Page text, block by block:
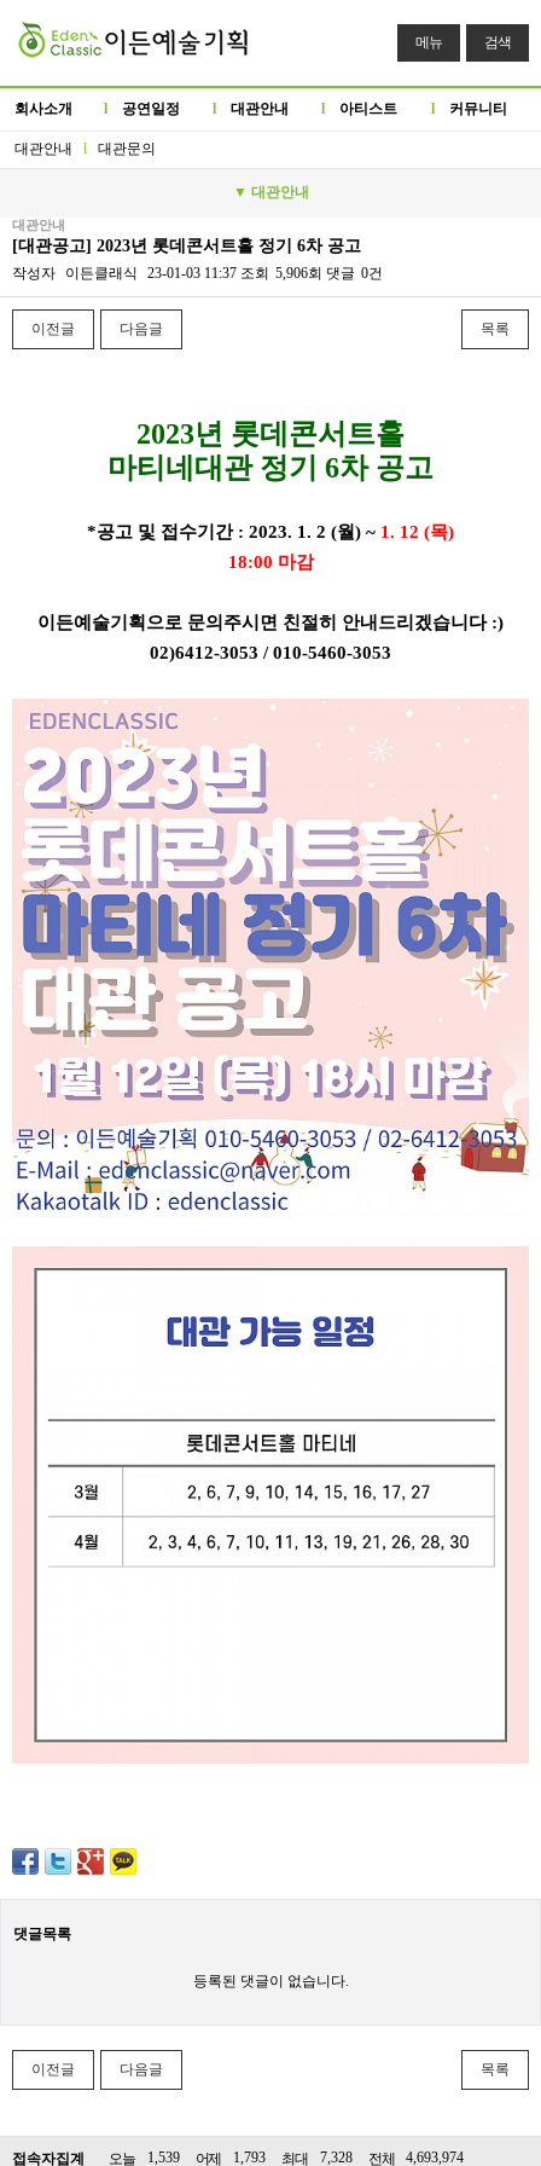
메뉴 검색
회사소개 l 공연일정 l 대관안내 l 아티스트 l 커뮤니티
대관안내 l 대관문의
▼ 대관안내
대관안내
[대관공고] 2023년 롯데콘서트홀 정기 6차 공고
작성자 이든클래식 23-01-03 11:37 조회 5,906회 댓글 0건
이전글 다음글 목록
2023년 롯데콘서트홀
마티네대관 정기 6차 공고
*공고 및 접수기간 : 2023. 1. 2 (월) ~ 1. 12 (목)
18:00 마감
이든예술기획으로 문의주시면 친절히 안내드리겠습니다 :)
02)6412-3053 / 010-5460-3053
댓글목록
등록된 댓글이 없습니다.
이전글 다음글 목록
접속자집계 오늘 1,539 어제 1,793 최대 7,328 전체 4,693,974